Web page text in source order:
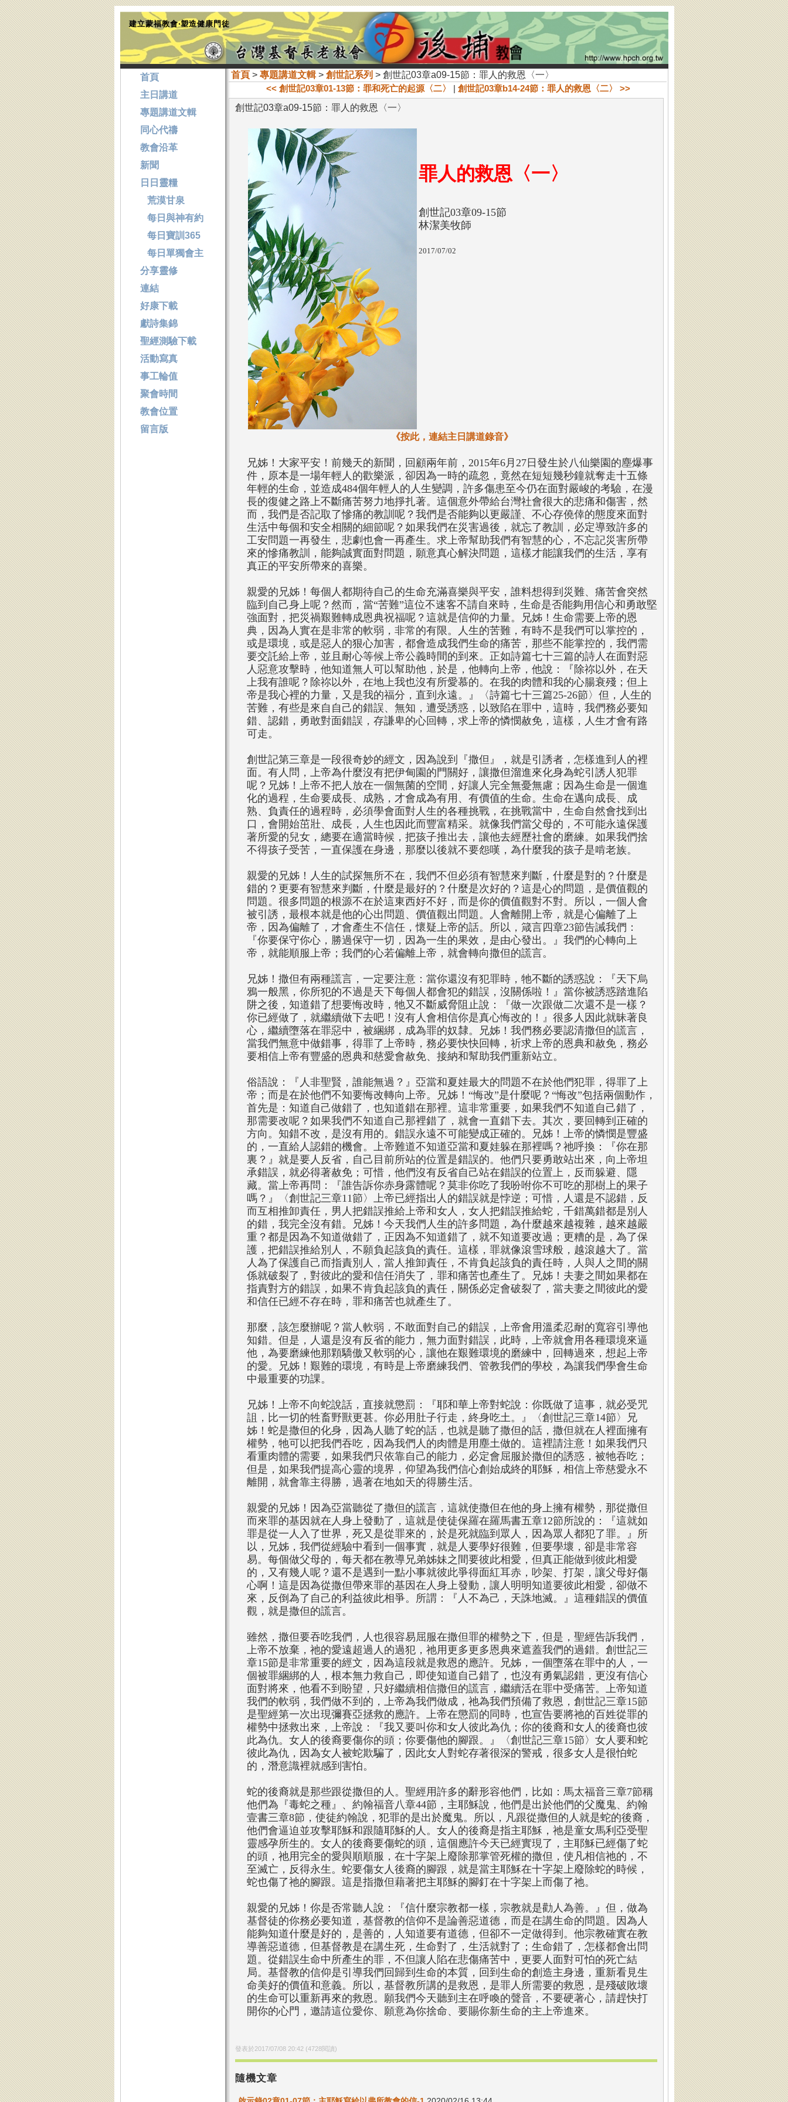
建立蒙福教會‧塑造健康門徒
首頁> 專題講道文輯> 創世記系列 > 創世記03章a09-15節：罪人的救恩〈一〉
<< 創世記03章01-13節：罪和死亡的起源〈二〉
| 創世記03章b14-24節：罪人的救恩〈二〉 >>
創世記03章a09-15節：罪人的救恩〈一〉
罪人的救恩〈一〉
創世記03章09-15節
林潔美牧師
2017/07/02
《按此，連結主日講道錄音》
兄姊！大家平安！前幾天的新聞，回顧兩年前，2015年6月27日發生於八仙樂園的塵爆事
件，原本是一場年輕人的歡樂派，卻因為一時的疏忽，竟然在短短幾秒鐘就奪走十五條
年輕的生命，並造成484個年輕人的人生變調，許多傷患至今仍在面對嚴峻的考驗，在漫
長的復健之路上不斷痛苦努力地掙扎著。這個意外帶給台灣社會很大的悲痛和傷害，然
而，我們是否記取了慘痛的教訓呢？我們是否能夠以更嚴謹、不心存僥倖的態度來面對
生活中每個和安全相關的細節呢？如果我們在災害過後，就忘了教訓，必定導致許多的
工安問題一再發生，悲劇也會一再產生。求上帝幫助我們有智慧的心，不忘記災害所帶
來的慘痛教訓，能夠誠實面對問題，願意真心解決問題，這樣才能讓我們的生活，享有
真正的平安所帶來的喜樂。
親愛的兄姊！每個人都期待自己的生命充滿喜樂與平安，誰料想得到災難、痛苦會突然
臨到自己身上呢？然而，當“苦難”這位不速客不請自來時，生命是否能夠用信心和勇敢堅
強面對，把災禍艱難轉成恩典祝福呢？這就是信仰的力量。兄姊！生命需要上帝的恩
典，因為人實在是非常的軟弱，非常的有限。人生的苦難，有時不是我們可以掌控的，
或是環境，或是惡人的狠心加害，都會造成我們生命的痛苦，那些不能掌控的，我們需
要交託給上帝，並且耐心等候上帝公義時間的到來。正如詩篇七十三篇的詩人在面對惡
人惡意攻擊時，他知道無人可以幫助他，於是，他轉向上帝，他說：『除祢以外，在天
上我有誰呢？除祢以外，在地上我也沒有所愛慕的。在我的肉體和我的心腸衰殘；但上
帝是我心裡的力量，又是我的福分，直到永遠。』〈詩篇七十三篇25-26節〉但，人生的
苦難，有些是來自自己的錯誤、無知，遭受誘惑，以致陷在罪中，這時，我們務必要知
錯、認錯，勇敢對面錯誤，存謙卑的心回轉，求上帝的憐憫赦免，這樣，人生才會有路
可走。
創世記第三章是一段很奇妙的經文，因為說到『撒但』，就是引誘者，怎樣進到人的裡
面。有人問，上帝為什麼沒有把伊甸園的門關好，讓撒但溜進來化身為蛇引誘人犯罪
呢？兄姊！上帝不把人放在一個無菌的空間，好讓人完全無憂無慮；因為生命是一個進
化的過程，生命要成長、成熟，才會成為有用、有價值的生命。生命在邁向成長、成
熟、負責任的過程時，必須學會面對人生的各種挑戰，在挑戰當中，生命自然會找到出
口，會開始茁壯、成長，人生也因此而豐富精采。就像我們當父母的，不可能永遠保護
著所愛的兒女，總要在適當時候，把孩子推出去，讓他去經歷社會的磨練。如果我們捨
不得孩子受苦，一直保護在身邊，那麼以後就不要怨嘆，為什麼我的孩子是啃老族。
親愛的兄姊！人生的試探無所不在，我們不但必須有智慧來判斷，什麼是對的？什麼是
錯的？更要有智慧來判斷，什麼是最好的？什麼是次好的？這是心的問題，是價值觀的
問題。很多問題的根源不在於這東西好不好，而是你的價值觀對不對。所以，一個人會
被引誘，最根本就是他的心出問題、價值觀出問題。人會離開上帝，就是心偏離了上
帝，因為偏離了，才會產生不信任，懷疑上帝的話。所以，箴言四章23節告誡我們：
『你要保守你心，勝過保守一切，因為一生的果效，是由心發出。』我們的心轉向上
帝，就能順服上帝；我們的心若偏離上帝，就會轉向撒但的謊言。
兄姊！撒但有兩種謊言，一定要注意：當你還沒有犯罪時，牠不斷的誘惑說：『天下烏
鴉一般黑，你所犯的不過是天下每個人都會犯的錯誤，沒關係啦！』當你被誘惑踏進陷
阱之後，知道錯了想要悔改時，牠又不斷威脅阻止說：『做一次跟做二次還不是一樣？
你已經做了，就繼續做下去吧！沒有人會相信你是真心悔改的！』很多人因此就昧著良
心，繼續墮落在罪惡中，被綑綁，成為罪的奴隸。兄姊！我們務必要認清撒但的謊言，
當我們無意中做錯事，得罪了上帝時，務必要快快回轉，祈求上帝的恩典和赦免，務必
要相信上帝有豐盛的恩典和慈愛會赦免、接納和幫助我們重新站立。
俗語說：『人非聖賢，誰能無過？』亞當和夏娃最大的問題不在於他們犯罪，得罪了上
帝；而是在於他們不知要悔改轉向上帝。兄姊！“悔改”是什麼呢？“悔改”包括兩個動作，
首先是：知道自己做錯了，也知道錯在那裡。這非常重要，如果我們不知道自己錯了，
那需要改呢？如果我們不知道自己那裡錯了，就會一直錯下去。其次，要回轉到正確的
方向。知錯不改，是沒有用的。錯誤永遠不可能變成正確的。兄姊！上帝的憐憫是豐盛
的，一直給人認錯的機會。上帝難道不知道亞當和夏娃躲在那裡嗎？祂呼換：『你在那
裏？』就是要人反省，自己目前所站的位置是錯誤的。他們只要勇敢站出來，向上帝坦
承錯誤，就必得著赦免；可惜，他們沒有反省自己站在錯誤的位置上，反而躲避、隱
藏。當上帝再問：『誰告訴你赤身露體呢？莫非你吃了我吩咐你不可吃的那樹上的果子
嗎？』〈創世記三章11節〉上帝已經指出人的錯誤就是悖逆；可惜，人還是不認錯，反
而互相推卸責任，男人把錯誤推給上帝和女人，女人把錯誤推給蛇，千錯萬錯都是別人
的錯，我完全沒有錯。兄姊！今天我們人生的許多問題，為什麼越來越複雜，越來越嚴
重？都是因為不知道做錯了，正因為不知道錯了，就不知道要改過；更糟的是，為了保
護，把錯誤推給別人，不願負起該負的責任。這樣，罪就像滾雪球般，越滾越大了。當
人為了保護自己而指責別人，當人推卸責任，不肯負起該負的責任時，人與人之間的關
係就破裂了，對彼此的愛和信任消失了，罪和痛苦也產生了。兄姊！夫妻之間如果都在
指責對方的錯誤，如果不肯負起該負的責任，關係必定會破裂了，當夫妻之間彼此的愛
和信任已經不存在時，罪和痛苦也就產生了。
那麼，該怎麼辦呢？當人軟弱，不敢面對自己的錯誤，上帝會用溫柔忍耐的寬容引導他
知錯。但是，人還是沒有反省的能力，無力面對錯誤，此時，上帝就會用各種環境來逼
他，為要磨練他那顆驕傲又軟弱的心，讓他在艱難環境的磨練中，回轉過來，想起上帝
的愛。兄姊！艱難的環境，有時是上帝磨練我們、管教我們的學校，為讓我們學會生命
中最重要的功課。
兄姊！上帝不向蛇說話，直接就懲罰：『耶和華上帝對蛇說：你既做了這事，就必受咒
詛，比一切的牲畜野獸更甚。你必用肚子行走，終身吃土。』〈創世記三章14節〉兄
姊！蛇是撒但的化身，因為人聽了蛇的話，也就是聽了撒但的話，撒但就在人裡面擁有
權勢，牠可以把我們吞吃，因為我們人的肉體是用塵土做的。這裡請注意！如果我們只
看重肉體的需要，如果我們只依靠自己的能力，必定會屈服於撒但的誘惑，被牠吞吃；
但是，如果我們提高心靈的境界，仰望為我們信心創始成終的耶穌，相信上帝慈愛永不
離開，就會靠主得勝，過著在地如天的得勝生活。
親愛的兄姊！因為亞當聽從了撒但的謊言，這就使撒但在他的身上擁有權勢，那從撒但
而來罪的基因就在人身上發動了，這就是使徒保羅在羅馬書五章12節所說的：『這就如
罪是從一人入了世界，死又是從罪來的，於是死就臨到眾人，因為眾人都犯了罪。』所
以，兄姊，我們從經驗中看到一個事實，就是人要學好很難，但要學壞，卻是非常容
易。每個做父母的，每天都在教導兄弟姊妹之間要彼此相愛，但真正能做到彼此相愛
的，又有幾人呢？還不是遇到一點小事就彼此爭得面紅耳赤，吵架、打架，讓父母好傷
心啊！這是因為從撒但帶來罪的基因在人身上發動，讓人明明知道要彼此相愛，卻做不
來，反倒為了自己的利益彼此相爭。所謂：『人不為己，天誅地滅。』這種錯誤的價值
觀，就是撒但的謊言。
雖然，撒但要吞吃我們，人也很容易屈服在撒但罪的權勢之下，但是，聖經告訴我們，
上帝不放棄，祂的愛遠超過人的過犯，祂用更多更多恩典來遮蓋我們的過錯。創世記三
章15節是非常重要的經文，因為這段就是救恩的應許。兄姊，一個墮落在罪中的人，一
個被罪綑綁的人，根本無力救自己，即使知道自己錯了，也沒有勇氣認錯，更沒有信心
面對將來，他看不到盼望，只好繼續相信撒但的謊言，繼續活在罪中受痛苦。上帝知道
我們的軟弱，我們做不到的，上帝為我們做成，祂為我們預備了救恩，創世記三章15節
是聖經第一次出現彌賽亞拯救的應許。上帝在懲罰的同時，也宣告要將祂的百姓從罪的
權勢中拯救出來，上帝說：『我又要叫你和女人彼此為仇；你的後裔和女人的後裔也彼
此為仇。女人的後裔要傷你的頭；你要傷他的腳跟。』〈創世記三章15節〉女人要和蛇
彼此為仇，因為女人被蛇欺騙了，因此女人對蛇存著很深的警戒，很多女人是很怕蛇
的，潛意識裡就感到害怕。
蛇的後裔就是那些跟從撒但的人。聖經用許多的辭形容他們，比如：馬太福音三章7節稱
他們為『毒蛇之種』、約翰福音八章44節，主耶穌說，他們是出於他們的父魔鬼、約翰
壹書三章8節，使徒約翰說，犯罪的是出於魔鬼。所以，凡跟從撒但的人就是蛇的後裔，
他們會逼迫並攻擊耶穌和跟隨耶穌的人。女人的後裔是指主耶穌，祂是童女馬利亞受聖
靈感孕所生的。女人的後裔要傷蛇的頭，這個應許今天已經實現了，主耶穌已經傷了蛇
的頭，祂用完全的愛與順順服，在十字架上廢除那掌管死權的撒但，使凡相信祂的，不
至滅亡，反得永生。蛇要傷女人後裔的腳跟，就是當主耶穌在十字架上廢除蛇的時候，
蛇也傷了祂的腳跟。這是指撒但藉著把主耶穌的腳釘在十字架上而傷了祂。
親愛的兄姊！你是否常聽人說：『信什麼宗教都一樣，宗教就是勸人為善。』但，做為
基督徒的你務必要知道，基督教的信仰不是論善惡道德，而是在講生命的問題。因為人
能夠知道什麼是好的，是善的，人知道要有道德，但卻不一定做得到。他宗教確實在教
導善惡道德，但基督教是在講生死，生命對了，生活就對了；生命錯了，怎樣都會出問
題。從錯誤生命中所產生的罪，不但讓人陷在悲傷痛苦中，更要人面對可怕的死亡結
局。基督教的信仰是引導我們回歸到生命的本質，回到生命的創造主身邊，重新看見生
命美好的價值和意義。所以，基督教所講的是救恩，是罪人所需要的救恩，是殘破敗壞
的生命可以重新再來的救恩。願我們今天聽到主在呼喚的聲音，不要硬著心，請趕快打
開你的心門，邀請這位愛你、願意為你捨命、要賜你新生命的主上帝進來。
發表於2017/07/08 20:42 (4728閱讀)
隨機文章
首頁
主日講道
專題講道文輯
同心代禱
教會沿革
新聞
日日靈糧
荒漠甘泉
每日與神有約
每日寶訓365
每日單獨會主
分享靈修
連結
好康下載
獻詩集錦
聖經測驗下載
活動寫真
事工輪值
聚會時間
教會位置
留言版